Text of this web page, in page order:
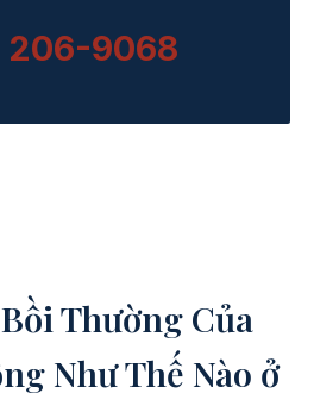
206-9068
Thường Của
Như Thế Nào ở